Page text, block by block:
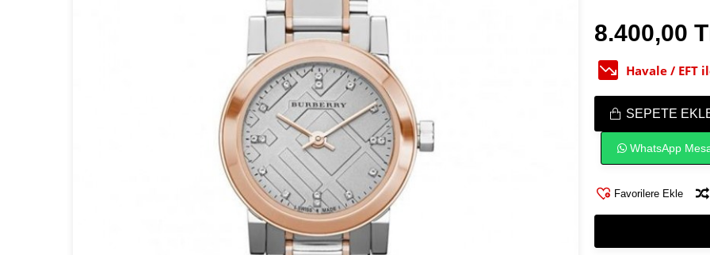
8.400,00
Havale / EFT
SEPETE
WhatsApp
Favorilere Ekle